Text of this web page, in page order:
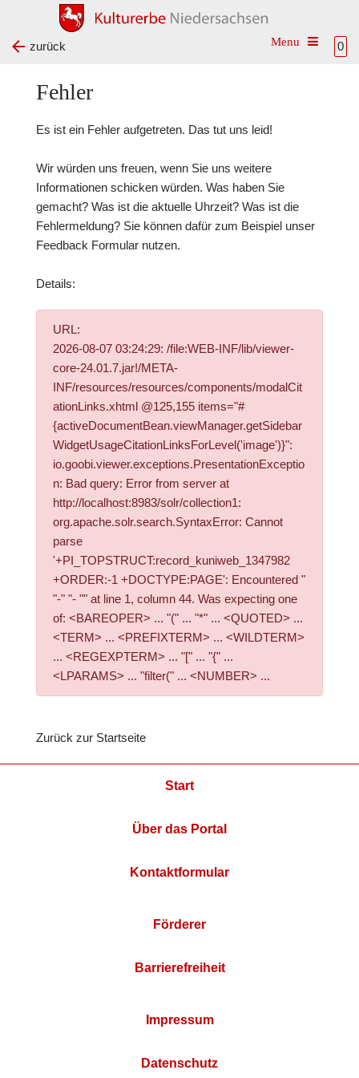
0
Toggle
zurück
Fehler
Es ist ein Fehler aufgetreten. Das tut uns leid!
Wir würden uns freuen, wenn Sie uns weitere
Informationen schicken würden. Was haben Sie
gemacht? Was ist die aktuelle Uhrzeit? Was ist die
Fehlermeldung? Sie können dafür zum Beispiel unser
Feedback Formularnutzen.
Details:
URL:
2026-08-07 03:24:29: /file:WEB-INF/lib/viewer-
core-24.01.7.jar!/META-
INF/resources/resources/components/modalCit
ationLinks.xhtml @125,155 items="#
{activeDocumentBean.viewManager.getSidebar
WidgetUsageCitationLinksForLevel('image')}":
io.goobi.viewer.exceptions.PresentationExceptio
n: Bad query: Error from server at
http://localhost:8983/solr/collection1:
org.apache.solr.search.SyntaxError: Cannot
parse
'+PI_TOPSTRUCT:record_kuniweb_1347982
+ORDER:-1 +DOCTYPE:PAGE': Encountered "
"-" "- "" at line 1, column 44. Was expecting one
of: <BAREOPER> ... "(" ... "*" ... <QUOTED> ...
<TERM> ... <PREFIXTERM> ... <WILDTERM>
... <REGEXPTERM> ... "[" ... "{" ...
<LPARAMS> ... "filter(" ... <NUMBER> ...
Zurück zur Startseite
Start
Über das Portal
Kontaktformular
Förderer
Barrierefreiheit
Impressum
Datenschutz